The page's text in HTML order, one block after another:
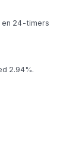
en 24-timers
2.94%.